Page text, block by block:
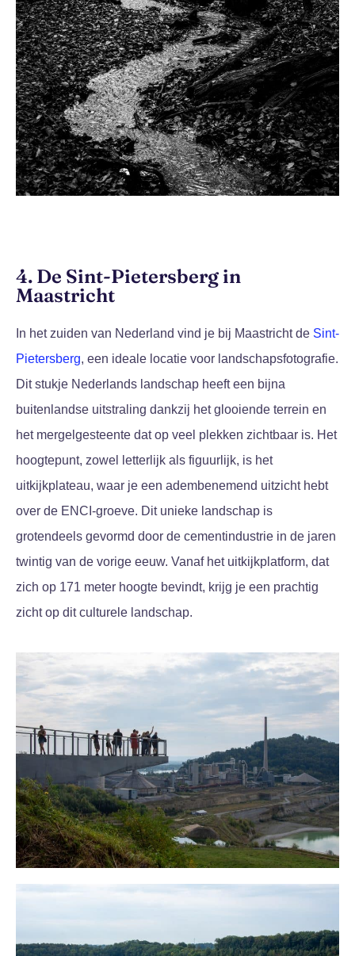
4. De Sint-Pietersberg in
Maastricht
In het zuiden van Nederland vind je bij Maastricht de Sint-
Pietersberg, een ideale locatie voor landschapsfotografie.
Dit stukje Nederlands landschap heeft een bijna
buitenlandse uitstraling dankzij het glooiende terrein en
het mergelgesteente dat op veel plekken zichtbaar is. Het
hoogtepunt, zowel letterlijk als figuurlijk, is het
uitkijkplateau, waar je een adembenemend uitzicht hebt
over de ENCI-groeve. Dit unieke landschap is
grotendeels gevormd door de cementindustrie in de jaren
twintig van de vorige eeuw. Vanaf het uitkijkplatform, dat
zich op 171 meter hoogte bevindt, krijg je een prachtig
zicht op dit culturele landschap.